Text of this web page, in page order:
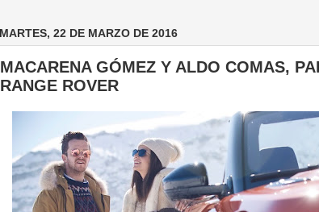
MARTES, 22 DE MARZO DE 2016
MACARENA GÓMEZ Y ALDO COMAS,
RANGE ROVER